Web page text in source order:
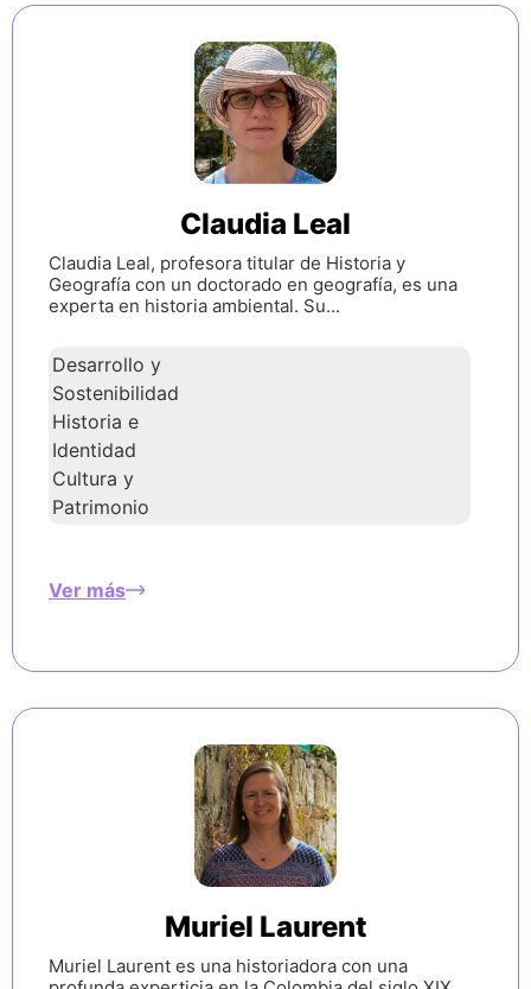
Claudia Leal
Claudia Leal, profesora titular de Historia y
Geografía con un doctorado en geografía, es una
experta en historia ambiental. Su...
Desarrollo y
Sostenibilidad
Historia e
Identidad
Cultura y
Patrimonio
Ver más
Muriel Laurent
Muriel Laurent es una historiadora con una